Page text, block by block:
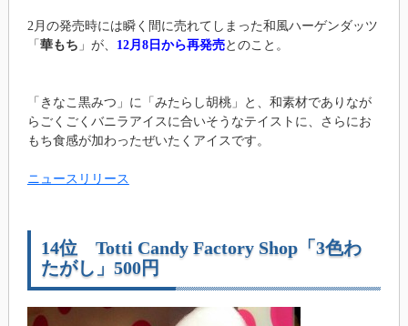
2月の発売時には瞬く間に売れてしまった和風ハーゲンダッツ
「華もち 」が、 12月8日から再発売とのこと。
「きなこ黒みつ」に「みたらし胡桃」と、和素材でありなが
らごくごくバニラアイスに合いそうなテイストに、さらにお
もち食感が加わったぜいたくアイスです。
ニュースリリース
14位 Totti Candy Factory Shop「3色わ
たがし」500円